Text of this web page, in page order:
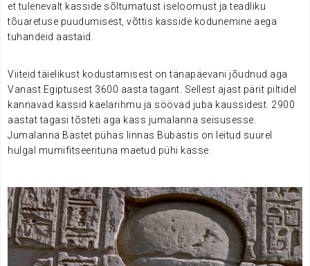
et tulenevalt kasside sõltumatust iseloomust ja teadliku
tõuaretuse puudumisest, võttis kasside kodunemine aega
tuhandeid aastaid.
Viiteid täielikust kodustamisest on tänapäevani jõudnud aga
Vanast Egiptusest 3600 aasta tagant. Sellest ajast pärit piltidel
kannavad kassid kaelarihmu ja söövad juba kaussidest. 2900
aastat tagasi tõsteti aga kass jumalanna seisusesse.
Jumalanna Bastet pühas linnas Bubastis on leitud suurel
hulgal mumifitseerituna maetud pühi kasse.